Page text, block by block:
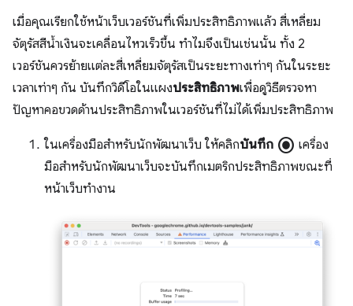
เมื่อคุณเรียกใช้หน้าเว็บเวอร์ชันที่เพิ่มประสิทธิภาพแล้ว สี่เหลี่ยม
จัตุรัสสีน้ำเงินจะเคลื่อนไหวเร็วขึ้น ทำไมจึงเป็นเช่นนั้น ทั้ง 2
เวอร์ชันควรย้ายแต่ละสี่เหลี่ยมจัตุรัสเป็นระยะทางเท่าๆ กันในระยะ
เวลาเท่าๆ กัน บันทึกวิดีโอในแผงประสิทธิภาพเพื่อดูวิธีตรวจหา
ปัญหาคอขวดด้านประสิทธิภาพในเวอร์ชันที่ไม่ได้เพิ่มประสิทธิภาพ
ในเครื่องมือสำหรับนักพัฒนาเว็บ ให้คลิกบันทึก radio_button_checked เครื่อง
มือสำหรับนักพัฒนาเว็บจะบันทึกเมตริกประสิทธิภาพขณะที่
หน้าเว็บทํางาน